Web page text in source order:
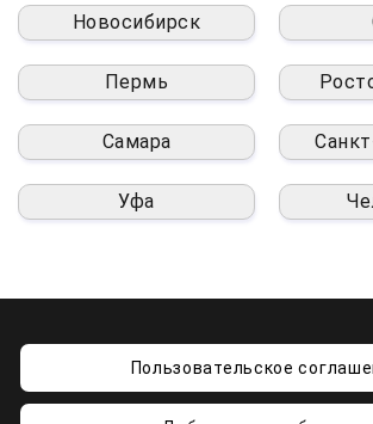
Новосибирск
Пермь
Самара
Уфа
Пользовательское